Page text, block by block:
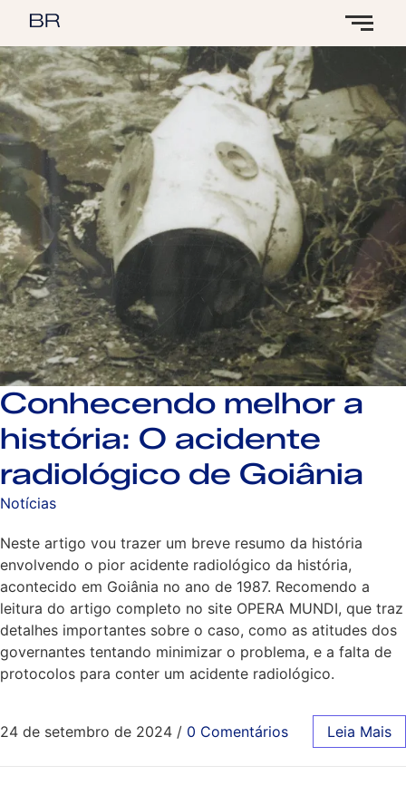
Conhecendo melhor a
história: O acidente
radiológico de Goiânia
Notícias
Neste artigo vou trazer um breve resumo da história
envolvendo o pior acidente radiológico da história,
acontecido em Goiânia no ano de 1987. Recomendo a
leitura do artigo completo no site OPERA MUNDI, que traz
detalhes importantes sobre o caso, como as atitudes dos
governantes tentando minimizar o problema, e a falta de
protocolos para conter um acidente radiológico.
24 de setembro de 2024 / 0 Comentários Leia Mais